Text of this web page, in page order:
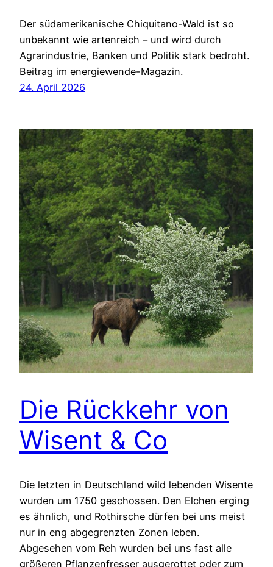
Der südamerikanische Chiquitano-Wald ist so
unbekannt wie artenreich – und wird durch
Agrarindustrie, Banken und Politik stark bedroht.
Beitrag im energiewende-Magazin.
24. April 2026
Die Rückkehr von
Wisent & Co
Die letzten in Deutschland wild lebenden Wisente
wurden um 1750 geschossen. Den Elchen erging
es ähnlich, und Rothirsche dürfen bei uns meist
nur in eng abgegrenzten Zonen leben.
Abgesehen vom Reh wurden bei uns fast alle
größeren Pflanzenfresser ausgerottet oder zum